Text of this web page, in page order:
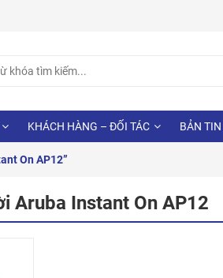
KHÁCH HÀNG – ĐỐI TÁC BẢN
On AP12”
Aruba Instant On AP12